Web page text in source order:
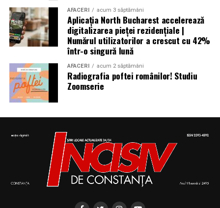
AFACERI acum 3 săptămâni
Aplicația North Bucharest accelerează
digitalizarea pieței rezidențiale |
Numărul utilizatorilor a crescut cu 42%
într-o singură lună
AFACERI acum 2 săptămâni
Radiografia poftei românilor! Studiu
Zoomserie